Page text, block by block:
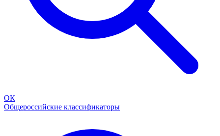
ОК
Общероссийские классификаторы